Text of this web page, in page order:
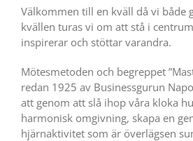
Välkommen till en kväll då vi både
kvällen turas vi om att stå i
inspirerar och stöttar varandra.
Mötesmetoden och begreppet
redan 1925 av Businessgurun
att genom att slå ihop våra kloka
harmonisk omgivning, skapa en
hjärnaktivitet som är överlägsen